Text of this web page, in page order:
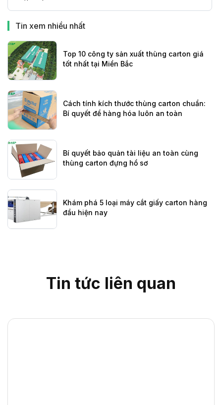
Tin xem nhiều nhất
Top 10 công ty sản xuất thùng carton giá
tốt nhất tại Miền Bắc
Cách tính kích thước thùng carton chuẩn:
Bí quyết để hàng hóa luôn an toàn
Bí quyết bảo quản tài liệu an toàn cùng
thùng carton đựng hồ sơ
Khám phá 5 loại máy cắt giấy carton hàng
đầu hiện nay
Tin tức liên quan